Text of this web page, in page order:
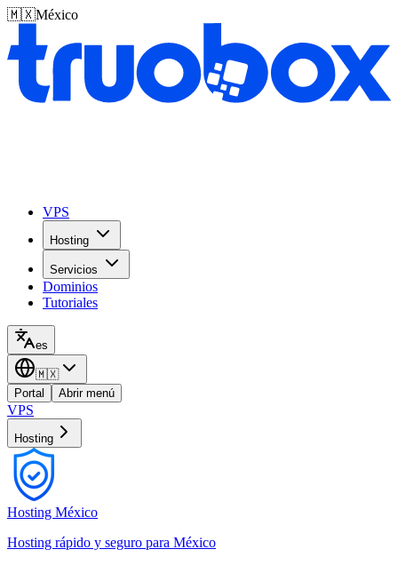
🇲🇽México
VPS
Hosting
Servicios
Dominios
Tutoriales
es
🇲🇽
Portal
Abrir menú
VPS
Hosting
Hosting México
Hosting rápido y seguro para México